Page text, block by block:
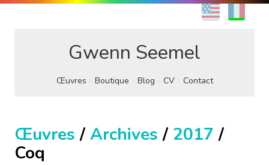
EN
Gwenn Seemel
Œuvres Boutique Blog CV Contact
Œuvres / Archives / 2017 /
Coq